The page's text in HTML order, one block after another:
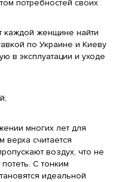
потребностей своих
женщине найти
по Украине и Киеву
в эксплуатации и уходе
многих лет для
считается
воздух, что не
С тонким
идеальной